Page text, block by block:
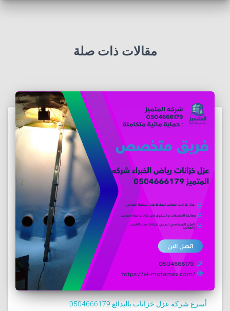
مقالات ذات صلة
أسرع شركة عزل خزانات بالبدائع 0504666179